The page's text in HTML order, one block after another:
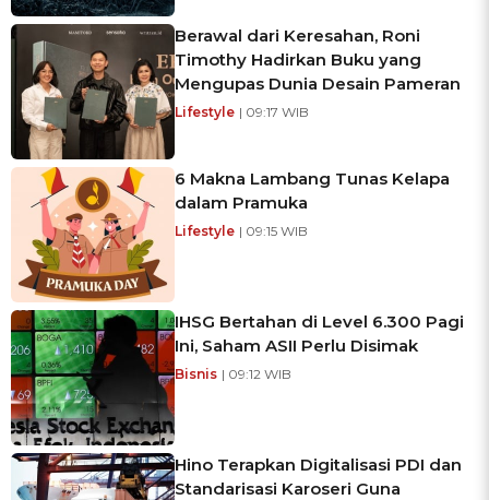
Berawal dari Keresahan, Roni
Timothy Hadirkan Buku yang
Mengupas Dunia Desain Pameran
Lifestyle | 09:17 WIB
6 Makna Lambang Tunas Kelapa
dalam Pramuka
Lifestyle | 09:15 WIB
IHSG Bertahan di Level 6.300 Pagi
Ini, Saham ASII Perlu Disimak
Bisnis | 09:12 WIB
Hino Terapkan Digitalisasi PDI dan
Standarisasi Karoseri Guna